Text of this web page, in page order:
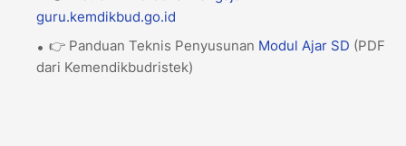
guru.kemdikbud.go.id
👉 Panduan Teknis Penyusunan Modul Ajar SD (PDF
dari Kemendikbudristek)